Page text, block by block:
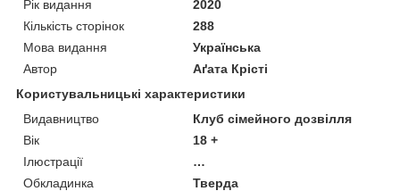
Рік видання
2020
Кількість сторінок
288
Мова видання
Українська
Автор
Аґата Крісті
Користувальницькі характеристики
Видавництво
Клуб сімейного дозвілля
Вік
18 +
Ілюстрації
…
Обкладинка
Тверда